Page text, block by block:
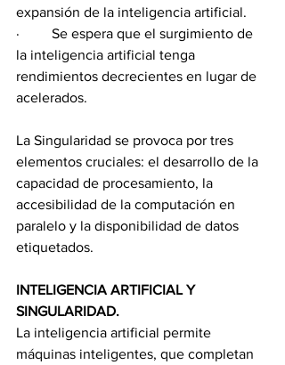
expansión de la inteligencia artificial.
·         Se espera que el surgimiento de
la inteligencia artificial tenga
rendimientos decrecientes en lugar de
acelerados.
La Singularidad se provoca por tres
elementos cruciales: el desarrollo de la
capacidad de procesamiento, la
accesibilidad de la computación en
paralelo y la disponibilidad de datos
etiquetados.
INTELIGENCIA ARTIFICIAL Y
SINGULARIDAD.
La inteligencia artificial permite
máquinas inteligentes, que completan